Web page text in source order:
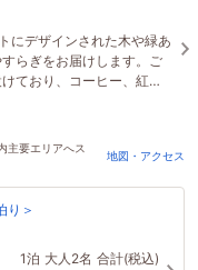
にデザインされた木や緑あ
らぎをお届けします。ご
ており、コーヒー、紅
ります。 （15:00～
主要エリアへス
地図・アクセス
り＞
1泊 大人2名 合計(税込)